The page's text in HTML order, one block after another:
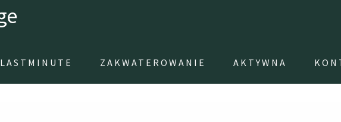
LASTMINUTE ZAKWATEROWANIE AKTYWNA